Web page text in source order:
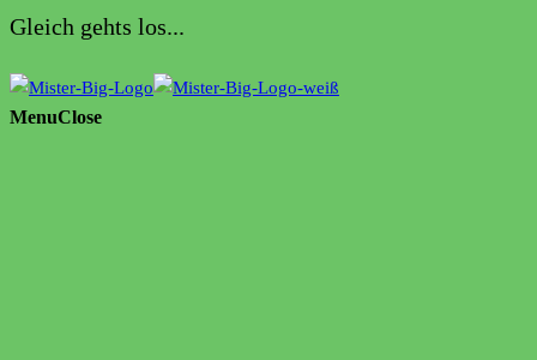
Gleich gehts los...
MenuClose